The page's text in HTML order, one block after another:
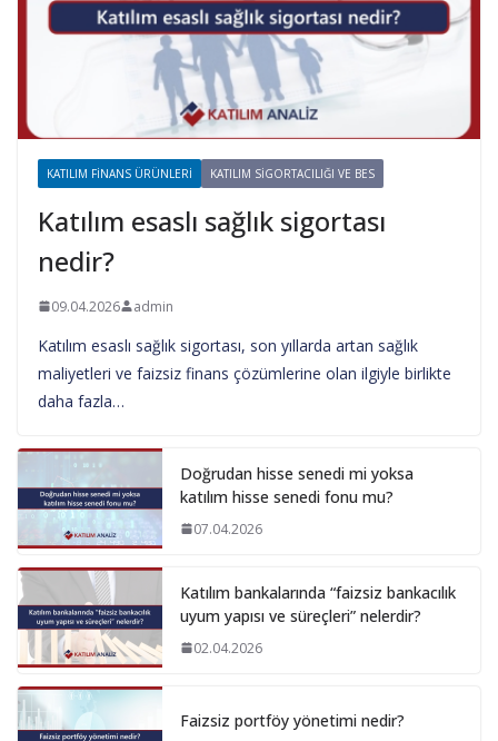
KATILIM FINANS ÜRÜNLERI KATILIM SIGORTACILIĞI VE BES
Katılım esaslı sağlık sigortası
nedir?
09.04.2026 admin
Katılım esaslı sağlık sigortası, son yıllarda artan sağlık
maliyetleri ve faizsiz finans çözümlerine olan ilgiyle birlikte
daha fazla…
Doğrudan hisse senedi mi yoksa
katılım hisse senedi fonu mu?
07.04.2026
Katılım bankalarında “faizsiz bankacılık
uyum yapısı ve süreçleri” nelerdir?
02.04.2026
Faizsiz portföy yönetimi nedir?